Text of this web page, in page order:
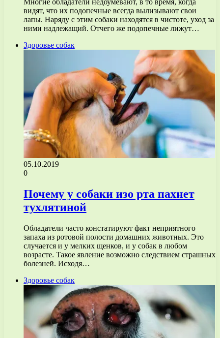
Многие обладатели недоумевают, в то время, когда
видят, что их подопечные всегда вылизывают свои
лапы. Наряду с этим собаки находятся в чистоте, уход за
ними надлежащий. Отчего же подопечные лижут…
Здоровье собак
05.10.2019
0
Почему у собаки изо рта пахнет
тухлятиной
Обладатели часто констатируют факт неприятного
запаха из ротовой полости домашних животных. Это
случается и у мелких щенков, и у собак в любом
возрасте. Такое явление возможно следствием страшных
болезней. Исходя…
Здоровье собак